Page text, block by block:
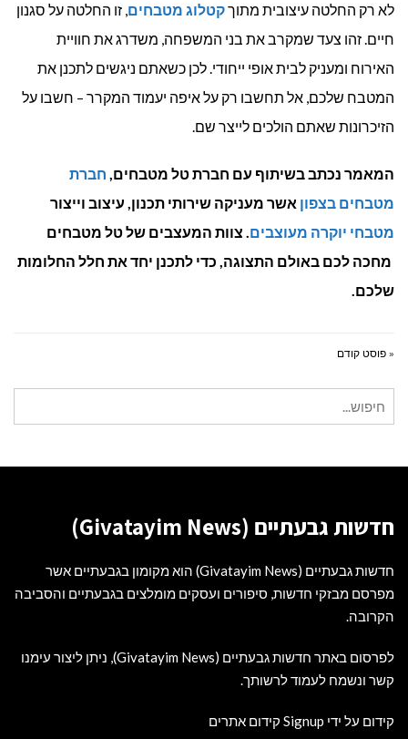
לא רק החלטה עיצובית מתוךקטלוג מטבחים, זו החלטה על סגנון
חיים. זהו צעד שמקרב את בני המשפחה, משדרג את חוויית
האירוח ומעניק לבית אופי ייחודי. לכן כשאתם ניגשים לתכנן את
המטבח שלכם, אל תחשבו רק על איפה יעמוד המקרר – חשבו על
הזיכרונות שאתם הולכים לייצר שם.
המאמר נכתב בשיתוף עם חברת טל מטבחים, חברת
מטבחים בצפון אשר מעניקה שירותי תכנון, עיצוב וייצור
מטבחי יוקרה מעוצבים. צוות המעצבים של טל מטבחים
מחכה לכם באולם התצוגה, כדי לתכנן יחד את חלל החלומות
שלכם.
« פוסט קודם
עבור:
חדשות גבעתיים (Givatayim News)
חדשות גבעתיים (Givatayim News) הוא מקומון בגבעתיים אשר
מפרסם מבזקי חדשות, סיפורים ועסקים מומלצים בגבעתיים והסביבה
הקרובה.
לפרסום באתר חדשות גבעתיים (Givatayim News), ניתן ליצור עימנו
קשר ונשמח לעמוד לרשותך.
קידום על ידי Signup קידום אתרים